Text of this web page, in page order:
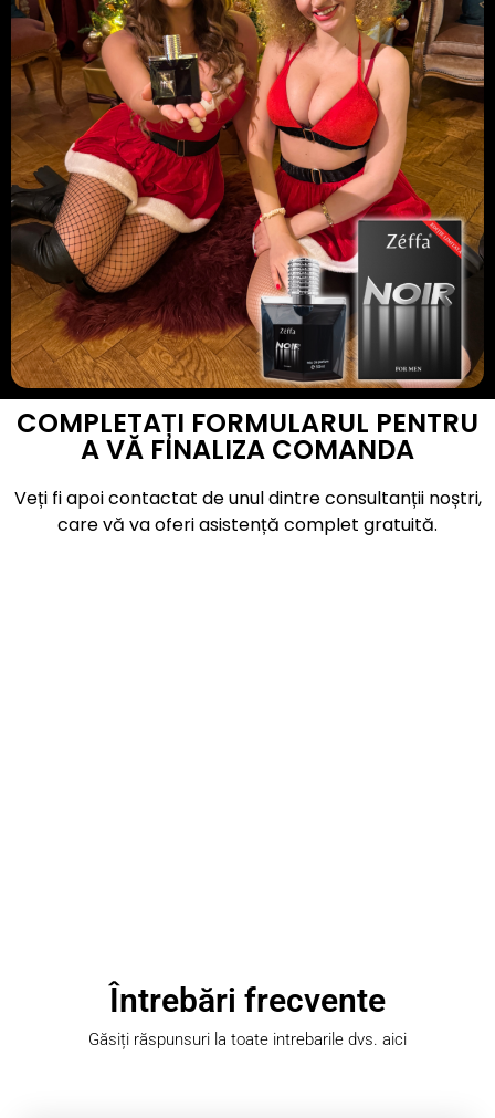
COMPLETAȚI FORMULARUL PENTRU
A VĂ FINALIZA COMANDA
Veți fi apoi contactat de unul dintre consultanții noștri,
care vă va oferi asistență complet gratuită.
Întrebări frecvente
Găsiți răspunsuri la toate intrebarile dvs. aici